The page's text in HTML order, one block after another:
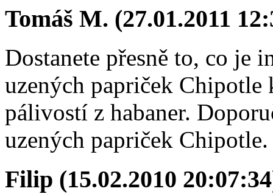
Tomáš M. (27.01.2011
Dostanete přesně to, co je
uzených papriček
pálivostí z habaner.
uzených papriček Chipotle.
Filip (15.02.2010